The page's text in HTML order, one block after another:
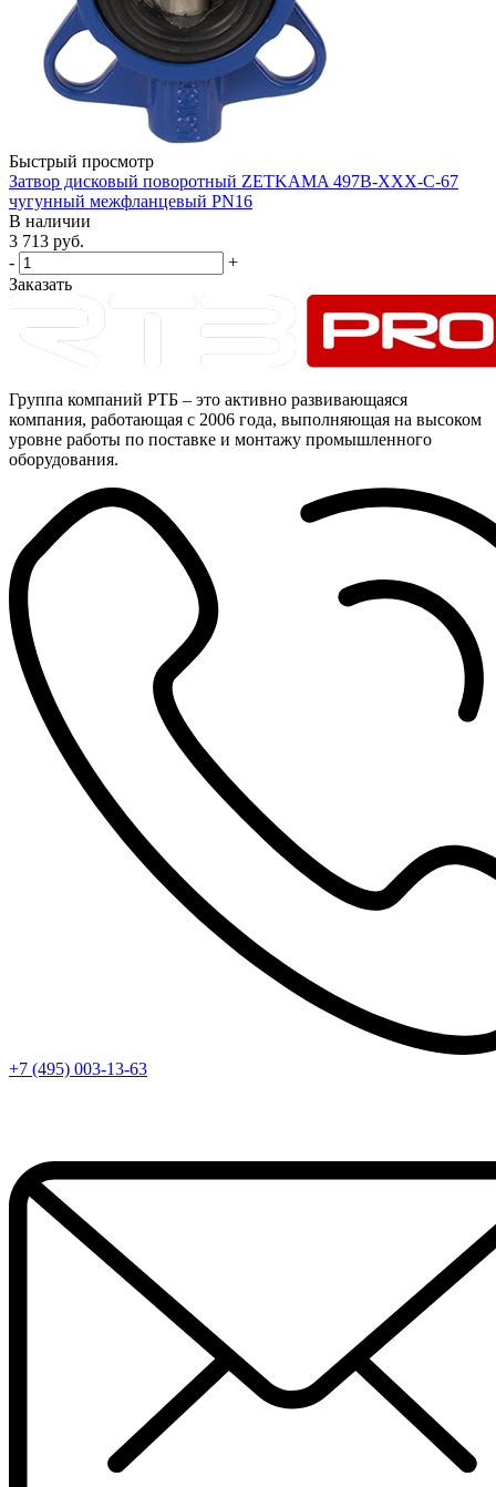
Быстрый просмотр
Затвор дисковый поворотный ZETKAMA 497B-XXX-C-67
чугунный межфланцевый PN16
В наличии
3 713 руб.
-
+
Заказать
Группа компаний РТБ – это активно развивающаяся
компания, работающая с 2006 года, выполняющая на высоком
уровне работы по поставке и монтажу промышленного
оборудования.
+7 (495) 003-13-63